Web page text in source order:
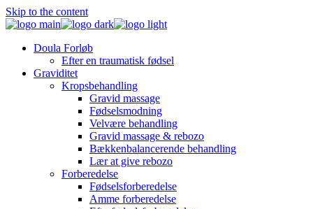
Skip to the content
Doula Forløb
Efter en traumatisk fødsel
Graviditet
Kropsbehandling
Gravid massage
Fødselsmodning
Velvære behandling
Gravid massage & rebozo
Bækkenbalancerende behandling
Lær at give rebozo
Forberedelse
Fødselsforberedelse
Amme forberedelse